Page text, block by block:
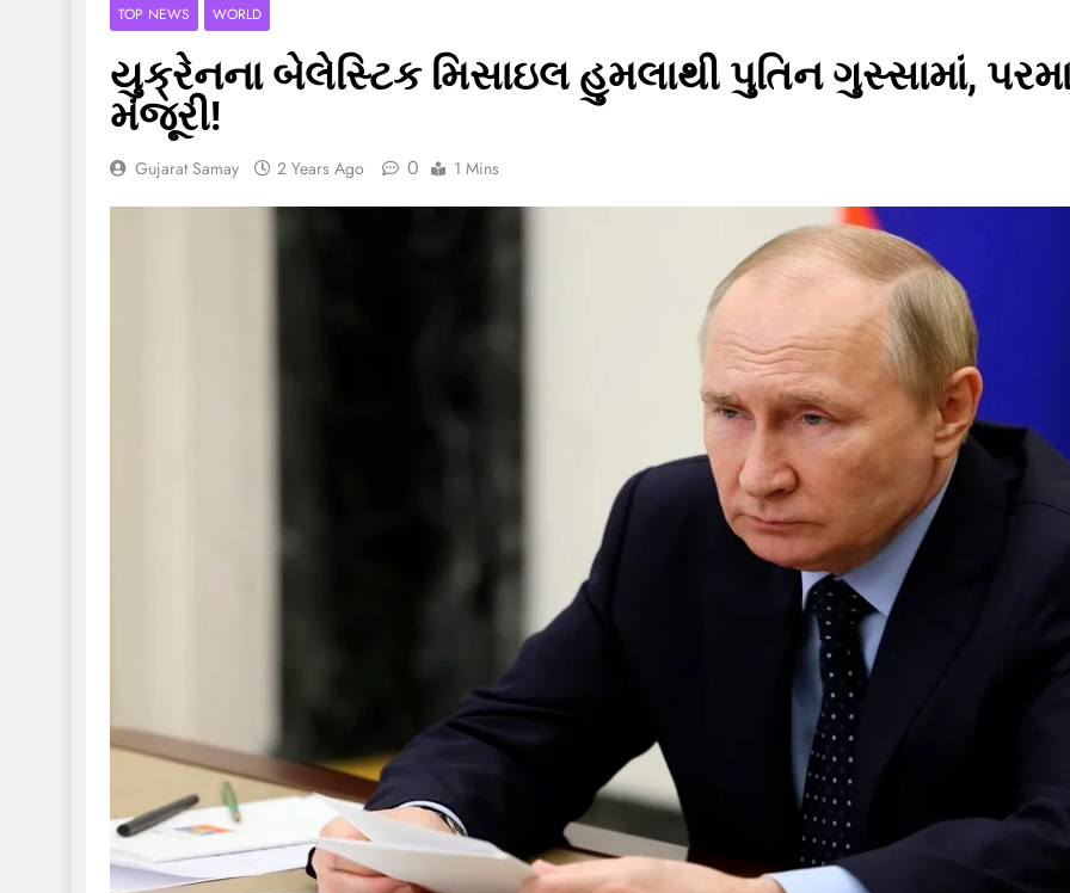
TOP NEWS WORLD
યુક્રેનના બેલેસ્ટિક મિસાઇલ હુમલાથી પુતિન ગુસ્સામાં,
મંજૂરી!
Gujarat Samay 2 Years Ago 0 1 Mins